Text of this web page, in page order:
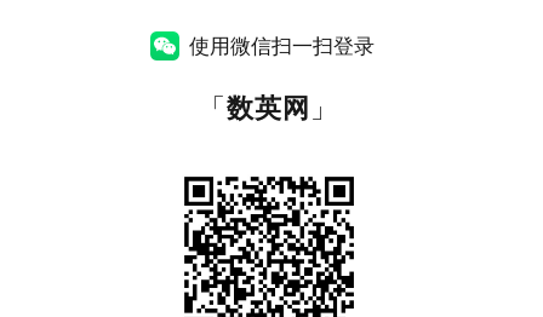
使用微信扫一扫登录
「数英网 」